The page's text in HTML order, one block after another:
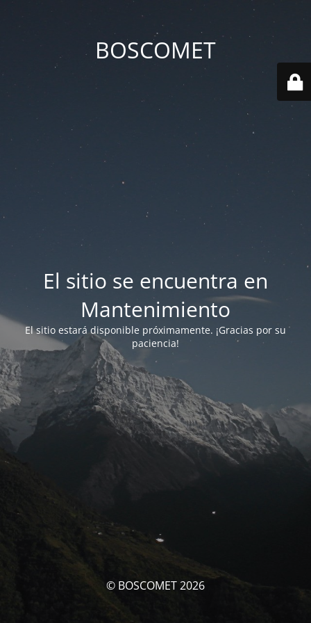
BOSCOMET
El sitio se encuentra en
Mantenimiento
El sitio estará disponible próximamente. ¡Gracias por su
paciencia!
© BOSCOMET 2026